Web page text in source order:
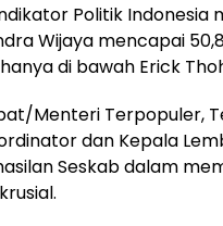
Politik
Wijaya mencapai
di bawah Erick
Menteri Terpopuler,
dan Kepala
Seskab dalam